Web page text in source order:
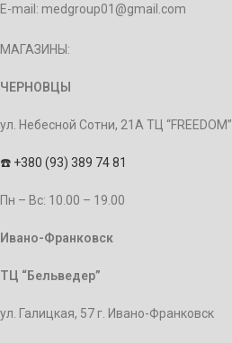
E-mail: medgroup01@gmail.com
МАГАЗИНЫ:
ЧЕРНОВЦЫ
ул. Небесной Сотни, 21А ТЦ “FREEDOM”
☎️ +380 (93) 389 74 81
Пн – Bc: 10.00 – 19.00
Ивано-Франковск
ТЦ “Бельведер”
ул. Галицкая, 57 г. Ивано-Франковск